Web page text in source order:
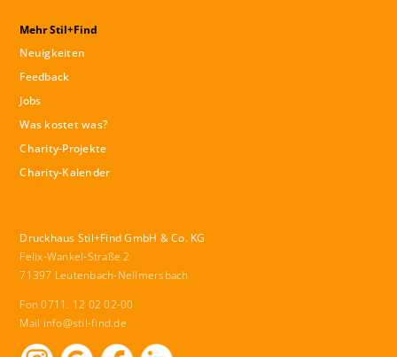
Mehr Stil+Find
Neuigkeiten
Feedback
Jobs
Was kostet was?
Charity-Projekte
Charity-Kalender
Druckhaus Stil+Find GmbH & Co. KG
Felix-Wankel-Straße 2
71397 Leutenbach-Nellmersbach
Fon 0711. 12 02 02-00
Mail info@stil-find.de